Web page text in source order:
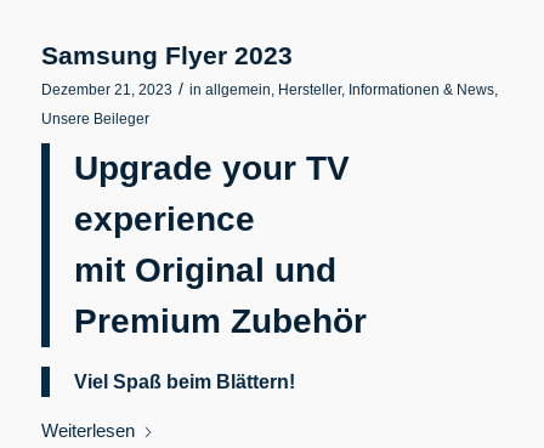
Samsung Flyer 2023
Dezember 21, 2023 / in allgemein, Hersteller, Informationen & News,
Unsere Beileger
Upgrade your TV
experience
mit Original und
Premium Zubehör
Viel Spaß beim Blättern!
Weiterlesen